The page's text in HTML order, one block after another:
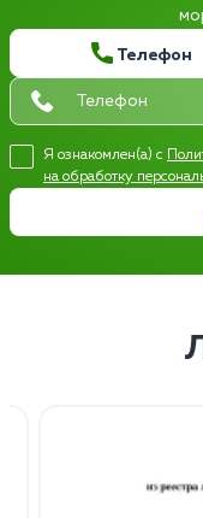
Телефон
Я ознакомлен(а) с
на обработку